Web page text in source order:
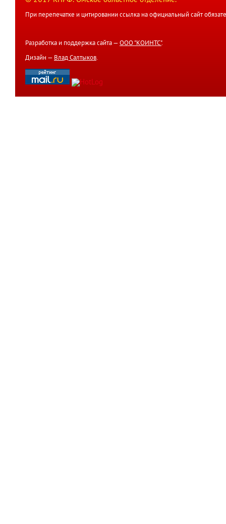
При перепечатке и цитировании ссылка на официальный сайт
Разработка и поддержка сайта — ООО "КОИНТС".
Дизайн — Влад Салтыков.